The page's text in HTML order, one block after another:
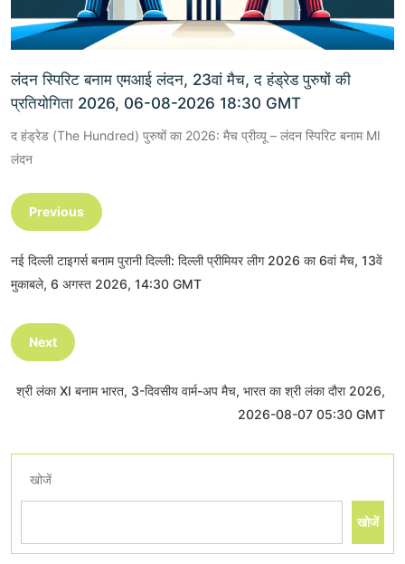
लंदन स्पिरिट बनाम एमआई लंदन, 23वां मैच, द हंड्रेड पुरुषों की
प्रतियोगिता 2026, 06-08-2026 18:30 GMT
द हंड्रेड (The Hundred) पुरुषों का 2026: मैच प्रीव्यू – लंदन स्पिरिट बनाम MI
लंदन
Previous
नई दिल्ली टाइगर्स बनाम पुरानी दिल्ली: दिल्ली प्रीमियर लीग 2026 का 6वां मैच, 13वें
मुकाबले, 6 अगस्त 2026, 14:30 GMT
Next
श्री लंका XI बनाम भारत, 3-दिवसीय वार्म-अप मैच, भारत का श्री लंका दौरा 2026,
2026-08-07 05:30 GMT
खोजें
खोजें